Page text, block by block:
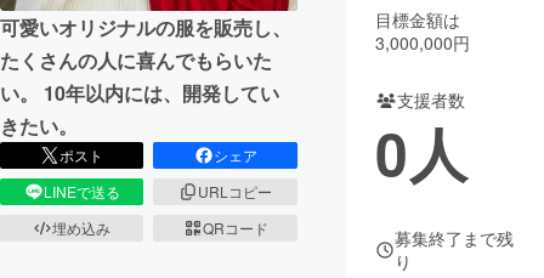
ビジネス・起業 チャレンジ
まちづくり・地域活性化
CAMPFIRE for Social Good
CAMPFIRE Creation
CAMPFIREふるさと納税
可愛いオリジナルの服を販売し、
たくさんの人に喜んでもらいた
い。 10年以内には、開発してい
きたい。
ポスト
シェア
LINEで送る
URLコピー
埋め込み
QRコード
目標金額は
3,000,000円
支援者数
0人
募集終了まで残
り